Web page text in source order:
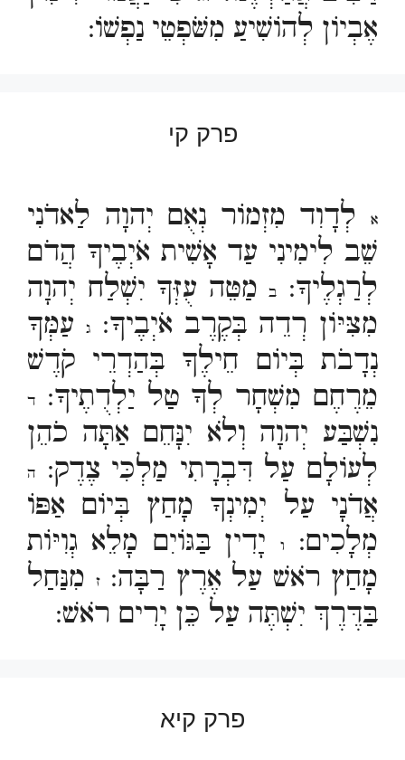
אֶבְיוֹן לְהוֹשִׁיעַ מִשֹּׁפְטֵי נַפְשׁוֹ:
פרק קי
א
לְדָוִד מִזְמוֹר נְאֻם יְהוָה לַאדֹנִי
שֵׁב לִימִינִי עַד אָשִׁית אֹיְבֶיךָ הֲדֹם
לְרַגְלֶיךָ:
במַטֵּה עֻזְּךָ יִשְׁלַח יְהוָה
מִצִּיּוֹן רְדֵה בְּקֶרֶב אֹיְבֶיךָ:
ג
עַמְּךָ
נְדָבֹת בְּיוֹם חֵילֶךָ בְּהַדְרֵי קֹדֶשׁ
מֵרֶחֶם מִשְׁחָר לְךָ טַל יַלְדֻתֶיךָ:
ד
נִשְׁבַּע יְהוָה וְלֹא יִנָּחֵם אַתָּה כֹהֵן
לְעוֹלָם עַל דִּבְרָתִי מַלְכִּי צֶדֶק:
ה
אֲדֹנָי עַל יְמִינְךָ מָחַץ בְּיוֹם אַפּוֹ
מְלָכִים:
ו
יָדִין בַּגּוֹיִם מָלֵא גְוִיּוֹת
מָחַץ רֹאשׁ עַל אֶרֶץ רַבָּה:ז מִנַּחַל
בַּדֶּרֶךְ יִשְׁתֶּה עַל כֵּן יָרִים רֹאשׁ:
פרק קיא